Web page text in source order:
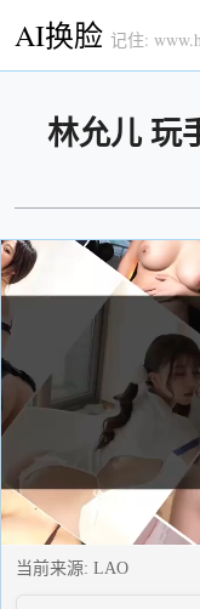
AI换脸 记住:
林允儿 玩
当前来源: LAO